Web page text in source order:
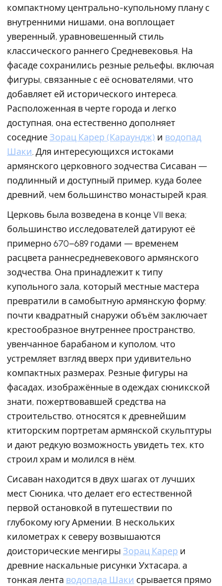
компактному центрально-купольному плану с
внутренними нишами, она воплощает
уверенный, уравновешенный стиль
классического раннего Средневековья. На
фасаде сохранились резные рельефы, включая
фигуры, связанные с её основателями, что
добавляет ей исторического интереса.
Расположенная в черте города и легко
доступная, она естественно дополняет
соседниеЗорац Карер (Караундж) и водопад
Шаки. Для интересующихся истоками
армянского церковного зодчества Сисаван —
подлинный и доступный пример, куда более
древний, чем большинство монастырей края.
Церковь была возведена в конце VII века;
большинство исследователей датируют её
примерно 670–689 годами — временем
расцвета раннесредневекового армянского
зодчества. Она принадлежит к типу
купольного зала, который местные мастера
превратили в самобытную армянскую форму:
почти квадратный снаружи объём заключает
крестообразное внутреннее пространство,
увенчанное барабаном и куполом, что
устремляет взгляд вверх при удивительно
компактных размерах. Резные фигуры на
фасадах, изображённые в одеждах сюникской
знати, пожертвовавшей средства на
строительство, относятся к древнейшим
ктиторским портретам армянской скульптуры
и дают редкую возможность увидеть тех, кто
строил храм и молился в нём.
Сисаван находится в двух шагах от лучших
мест Сюника, что делает его естественной
первой остановкой в путешествии по
глубокому югу Армении. В нескольких
километрах к северу возвышаются
доисторические менгиры Зорац Карер и
древние наскальные рисунки Ухтасара, а
тонкая лента водопада Шаки срывается прямо